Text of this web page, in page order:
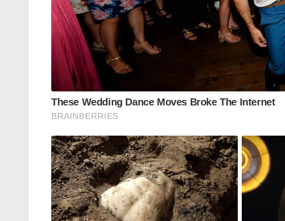
വ്യക്തമാക്കി. ഓൺലൈൻ ലോകത്ത് കുട്ടികളുടെ സുരക്ഷ
തെളിയിക്കുന്നതാണ് ഈ പുതിയ റിപ്പോർട്ട്.
Tags: bbc Instagram